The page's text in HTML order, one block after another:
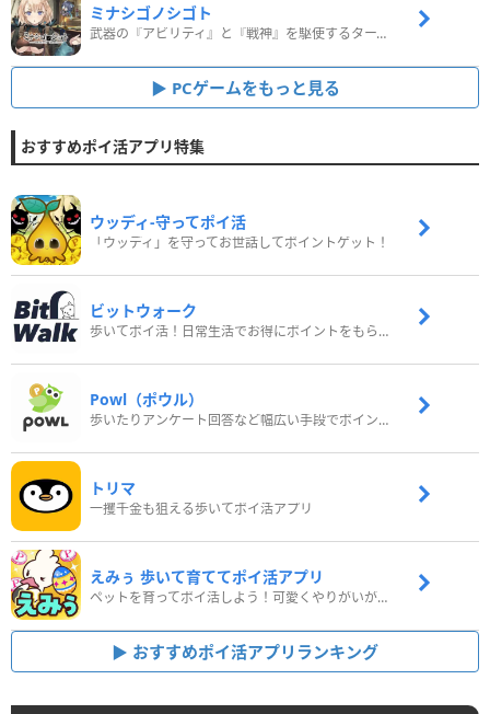
ミナシゴノシゴト
武器の『アビリティ』と『戦神』を駆使するターン制コマンドバトルRPG！
PCゲームをもっと見る
おすすめポイ活アプリ特集
ウッディ‐守ってポイ活
「ウッディ」を守ってお世話してポイントゲット！
ビットウォーク
歩いてポイ活！日常生活でお得にポイントをもらおう
Powl（ポウル）
歩いたりアンケート回答など幅広い手段でポイントをゲット
トリマ
一攫千金も狙える歩いてポイ活アプリ
えみぅ 歩いて育ててポイ活アプリ
ペットを育ってポイ活しよう！可愛くやりがいがある新感覚アプリ
おすすめポイ活アプリランキング